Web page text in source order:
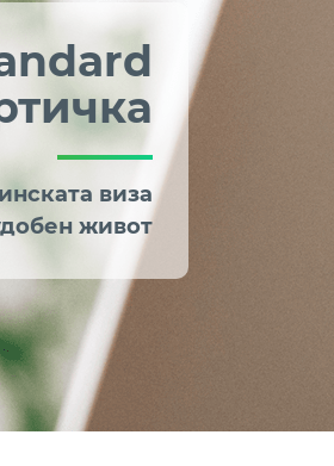
виза
живот